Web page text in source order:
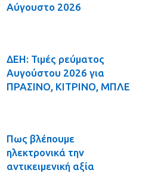
Αύγουστο 2026
ΔΕΗ: Τιμές ρεύματος
Αυγούστου 2026 για
ΠΡΑΣΙΝΟ, ΚΙΤΡΙΝΟ, ΜΠΛΕ
Πως βλέπουμε
ηλεκτρονικά την
αντικειμενική αξία